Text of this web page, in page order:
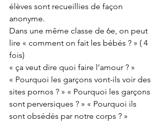
élèves sont recueillies de façon
anonyme.
Dans une même classe de 6e, on peut
lire « comment on fait les bébés ? » ( 4
fois)
« ça veut dire quoi faire l’amour ? »
« Pourquoi les garçons vont-ils voir des
sites pornos ? » « Pourquoi les garçons
sont perversiques ? » « Pourquoi ils
sont obsédés par notre corps ? »